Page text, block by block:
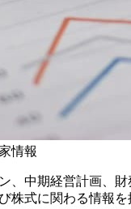
情報
、中期経営計画、
株式に関わる情報を